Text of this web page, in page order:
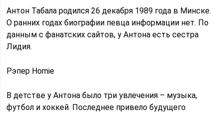
Антон Табала родился 26 декабря 1989 года в Минске.
О ранних годах биографии певца информации нет. По
данным с фанатских сайтов, у Антона есть сестра
Лидия.
Рэпер Homie
В детстве у Антона было три увлечения – музыка,
футбол и хоккей. Последнее привело будущего